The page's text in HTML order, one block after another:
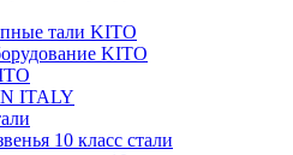
тали KITO
KITO
ITALY
10 класс стали